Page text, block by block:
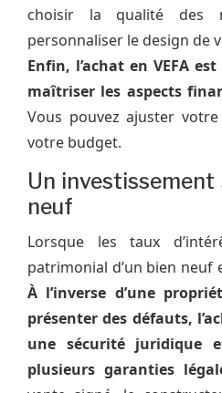
choisir la qualité des
personnaliser le design de
Enfin, l’achat en VEFA
maîtriser les aspects
Vous pouvez ajuster
votre budget.
Un investissement
neuf
Lorsque les taux
patrimonial d’un bien
À l’inverse d’une
présenter des défauts,
une sécurité juridique
plusieurs garanties